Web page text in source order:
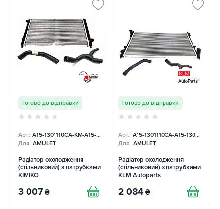
Готово до відправки
Арт.: A15-1301110CA-KM-A15-1303210-UNI-A15-1303110-UNI-K
Для AMULET
Радіатор охолодження
(стільниковий) з патрубками
KIMIKO
3 007 ₴
Готово до відправки
Арт.: A15-1301110CA-A15-1303110-A15-1303210
Для AMULET
Радіатор охолодження
(стільниковий) з патрубками
KLM Autoparts
2 084 ₴